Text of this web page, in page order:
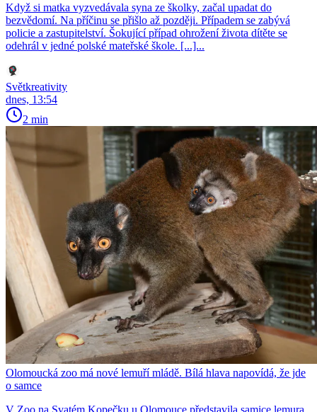
Když si matka vyzvedávala syna ze školky, začal upadat do
bezvědomí. Na příčinu se přišlo až později. Případem se zabývá
policie a zastupitelství. Šokující případ ohrožení života dítěte se
odehrál v jedné polské mateřské škole. [...]...
Světkreativity
dnes, 13:54
2 min
Olomoucká zoo má nové lemuří mládě. Bílá hlava napovídá, že jde
o samce
V Zoo na Svatém Kopečku u Olomouce představila samice lemura